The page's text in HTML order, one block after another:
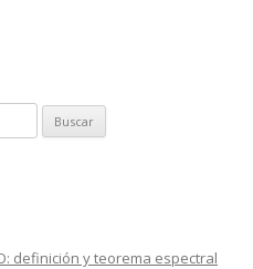
definición y teorema espectral